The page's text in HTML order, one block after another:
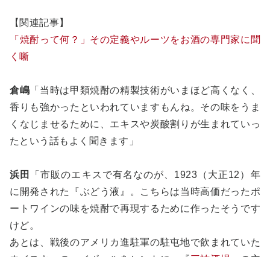
【関連記事】
「焼酎って何？」その定義やルーツをお酒の専門家に聞
く噺
倉嶋 「当時は甲類焼酎の精製技術がいまほど高くなく、
香りも強かったといわれていますもんね。その味をうま
くなじませるために、エキスや炭酸割りが生まれていっ
たという話もよく聞きます」
浜田
「市販のエキスで有名なのが、1923（大正12）年
に開発された『ぶどう液』。こちらは当時高価だったポ
ートワインの味を焼酎で再現するために作ったそうです
けど。
あとは、戦後のアメリカ進駐軍の駐屯地で飲まれていた